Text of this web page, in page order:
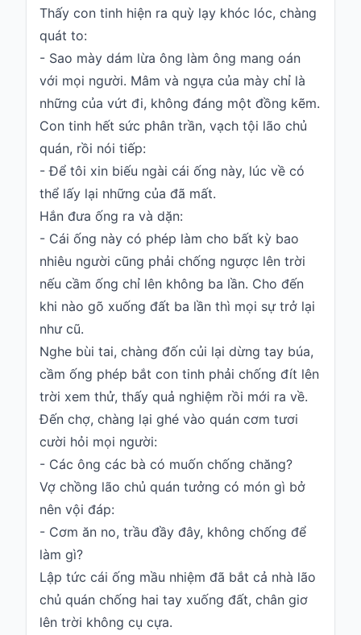
Thấy con tinh hiện ra quỳ lạy khóc lóc, chàng
quát to:
- Sao mày dám lừa ông làm ông mang oán
với mọi người. Mâm và ngựa của mày chỉ là
những của vứt đi, không đáng một đồng kẽm.
Con tinh hết sức phân trần, vạch tội lão chủ
quán, rồi nói tiếp:
- Để tôi xin biếu ngài cái ống này, lúc về có
thể lấy lại những của đã mất.
Hắn đưa ống ra và dặn:
- Cái ống này có phép làm cho bất kỳ bao
nhiêu người cũng phải chống ngược lên trời
nếu cầm ống chỉ lên không ba lần. Cho đến
khi nào gõ xuống đất ba lần thì mọi sự trở lại
như cũ.
Nghe bùi tai, chàng đốn củi lại dừng tay búa,
cầm ống phép bắt con tinh phải chống đít lên
trời xem thử, thấy quả nghiệm rồi mới ra về.
Đến chợ, chàng lại ghé vào quán cơm tươi
cười hỏi mọi người:
- Các ông các bà có muốn chống chăng?
Vợ chồng lão chủ quán tưởng có món gì bở
nên vội đáp:
- Cơm ăn no, trầu đầy đây, không chống để
làm gì?
Lập tức cái ống mầu nhiệm đã bắt cả nhà lão
chủ quán chống hai tay xuống đất, chân giơ
lên trời không cụ cựa.